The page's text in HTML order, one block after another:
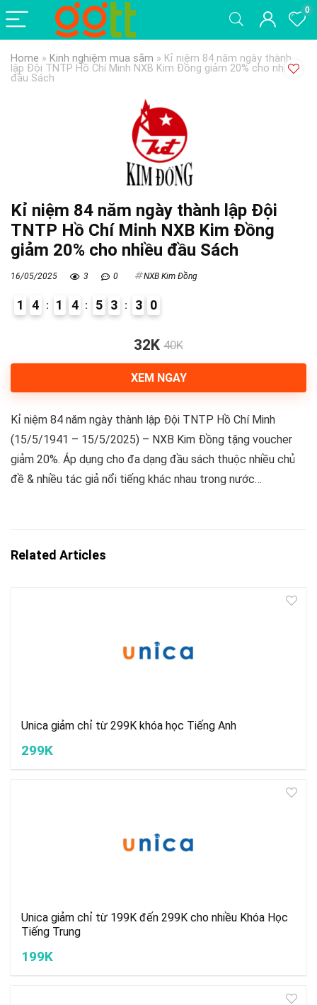
0
Home » Kinh nghiệm mua sắm » Kỉ niệm 84 năm ngày thành
lập Đội TNTP Hồ Chí Minh NXB Kim Đồng giảm 20% cho nhiều
đầu Sách
Kỉ niệm 84 năm ngày thành lập Đội
TNTP Hồ Chí Minh NXB Kim Đồng
giảm 20% cho nhiều đầu Sách
16/05/2025 3 0 NXB Kim Đồng
1
4 1 4 5 3
2
3
9
0
32K 40K
XEM NGAY
Kỉ niệm 84 năm ngày thành lập Đội TNTP Hồ Chí Minh
(15/5/1941 – 15/5/2025) – NXB Kim Đồng tặng voucher
giảm 20%. Áp dụng cho đa dạng đầu sách thuộc nhiều chủ
đề & nhiều tác giả nổi tiếng khác nhau trong nước…
Related Articles
Unica giảm chỉ từ 299K khóa học Tiếng Anh
299K
Unica giảm chỉ từ 199K đến 299K cho nhiều Khóa Học
Tiếng Trung
199K